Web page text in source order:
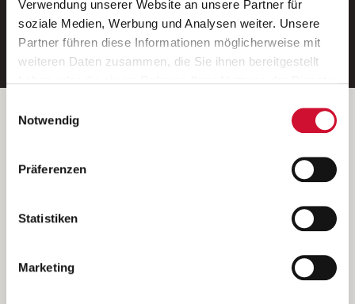
Verwendung unserer Website an unsere Partner für
soziale Medien, Werbung und Analysen weiter. Unsere
Partner führen diese Informationen möglicherweise mit
weiteren Daten zusammen, die Sie ihnen bereitgestellt
Wenn Sie auf „Cookies zulassen“ klicken, so stimmen
Sie der Speicherung sämtlicher Cookies zu. Sie können
Ihre Einwilligung selbstverständlich jederzeit widerrufen,
indem Sie die Cookie-Einstellungen aufrufen und diese
unsererDatenschutzerklärung
Notwendig
Präferenzen
Statistiken
Marketing
E-Mail-Adresse eintragen
Betreiber der Webseite
Kantstraße 45a
(Ein Tochterunternehmen des AWO Bezirksverbandes Unterfranken
e.V.)